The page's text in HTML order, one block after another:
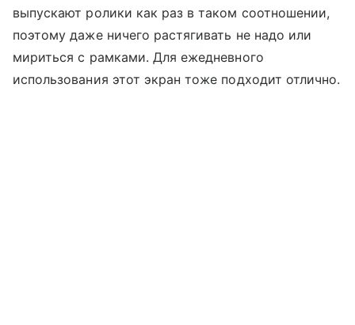
выпускают ролики как раз в таком соотношении,
поэтому даже ничего растягивать не надо или
мириться с рамками. Для ежедневного
использования этот экран тоже подходит отлично.